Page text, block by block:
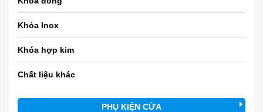
Khóa Inox
Khóa hợp kim
Chất liệu khác
PHỤ KIỆN CỬA